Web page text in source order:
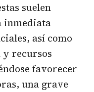
suelen
inmediata
así como
y recursos
favorecer
una grave